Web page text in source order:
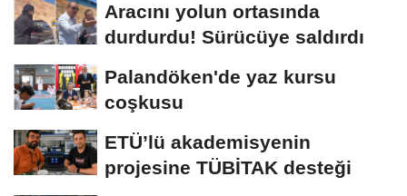
Aracını yolun ortasında
durdurdu! Sürücüye saldırdı
Palandöken'de yaz kursu
coşkusu
ETÜ’lü akademisyenin
projesine TÜBİTAK desteği